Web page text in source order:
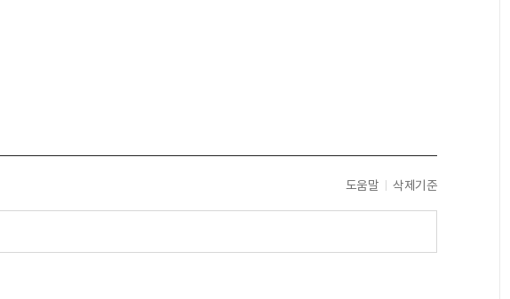
도움말 삭제기준